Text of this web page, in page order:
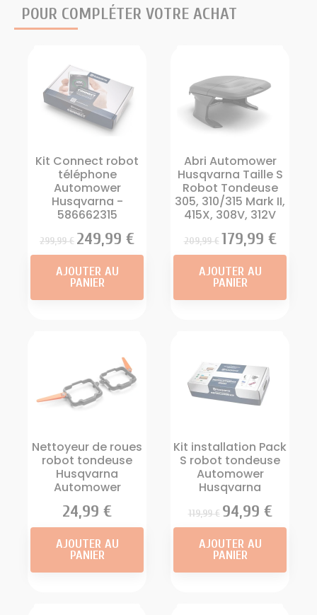
POUR COMPLÉTER VOTRE ACHAT
Kit Connect robot
téléphone
Automower
Husqvarna -
586662315
Prix
299,99 € Prix
249,99 €
AJOUTER AU
PANIER
Abri Automower
Husqvarna Taille S
Robot Tondeuse
305, 310/315 Mark II,
415X, 308V, 312V
Prix
209,99 € Prix
179,99 €
AJOUTER AU
PANIER
Nettoyeur de roues
robot tondeuse
Husqvarna
Automower
Prix
24,99 €
AJOUTER AU
PANIER
Kit installation Pack
S robot tondeuse
Automower
Husqvarna
Prix
119,99 € Prix
94,99 €
AJOUTER AU
PANIER